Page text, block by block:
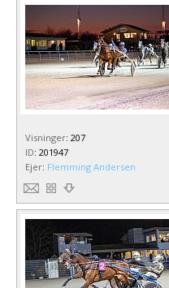
Visninger: 207
ID: 201947
Ejer: Flemming Andersen